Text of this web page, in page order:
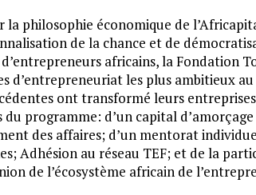
la philosophie économique de
de la chance et de
africains, la Fondation
d’entrepreneuriat les plus ambitieux
ont transformé leurs
du programme: d’un capital
des affaires; d’un mentorat
Adhésion au réseau TEF; et de la
de l’écosystème africain de